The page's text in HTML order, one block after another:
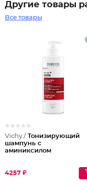
Другие товары
Все товары
Vichy / Тонизирующий
шампунь с
аминиксилом
4257 ₽